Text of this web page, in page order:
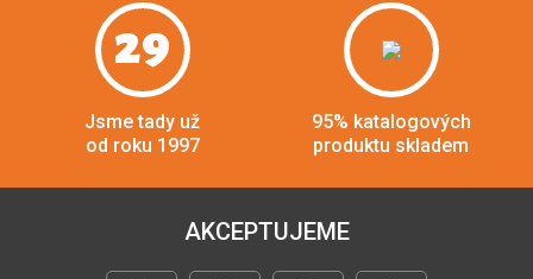
29
Jsme tady už
od roku 1997
95% katalogových
produktu skladem
AKCEPTUJEME